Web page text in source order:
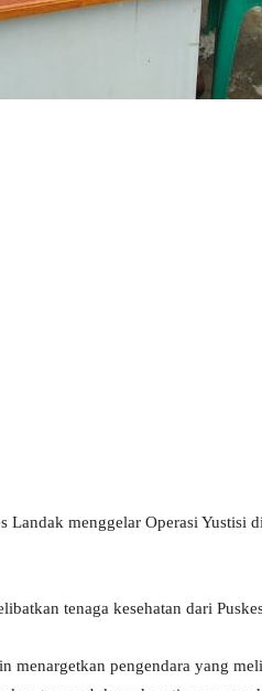
Landak menggelar Operasi Yustisi
tenaga kesehatan dari
menargetkan pengendara yang